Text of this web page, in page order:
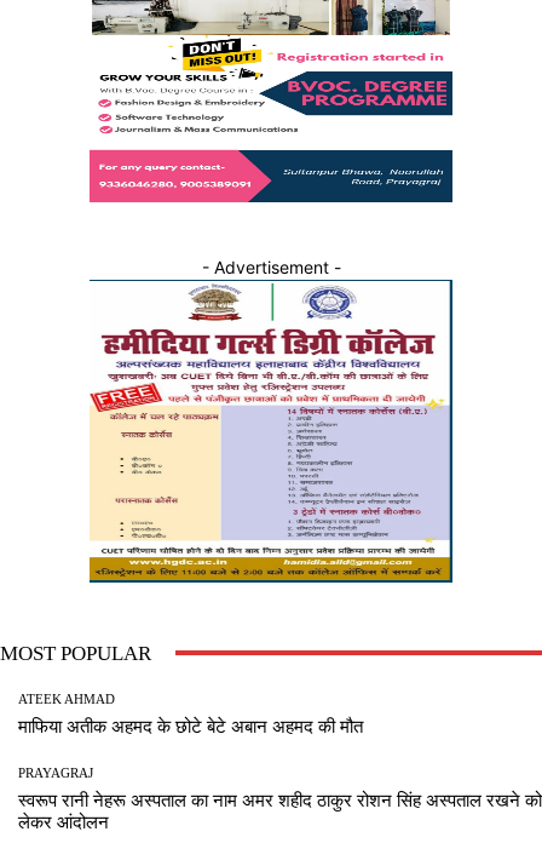
- Advertisement -
MOST POPULAR
ATEEK AHMAD
माफिया अतीक अहमद के छोटे बेटे अबान अहमद की मौत
PRAYAGRAJ
स्वरूप रानी नेहरू अस्पताल का नाम अमर शहीद ठाकुर रोशन सिंह अस्पताल रखने को
लेकर आंदोलन